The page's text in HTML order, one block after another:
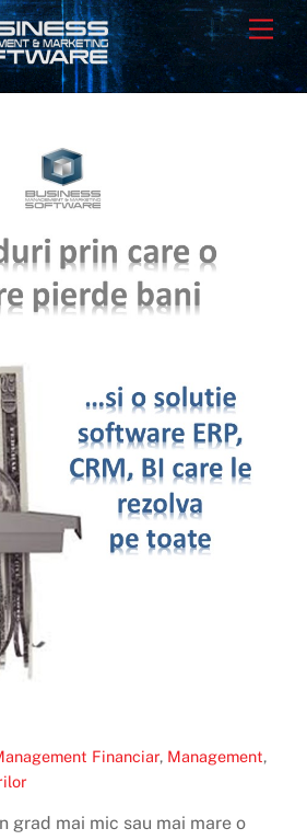
Financiar, Management,
grad mai mic sau mai mare o